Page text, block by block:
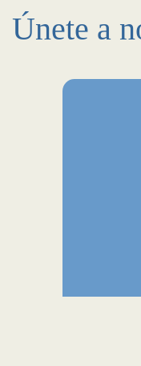
Únete a